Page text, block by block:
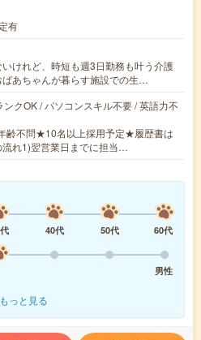
有
いけれど、時短も週3日勤務も叶う介護
ばあちゃんが暮らす施設での生…
クOK / パソコンスキル不要 / 英語力不
齢不問★10名以上採用予定★履歴書は
れ1)翌営業日までに担当…
40代 50代
60代
男性
もっと見る